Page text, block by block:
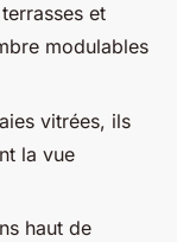
et
modulables
vitrées, ils
la vue
haut de